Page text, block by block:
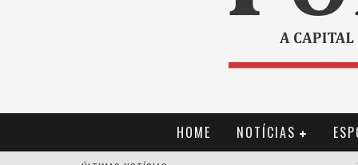
HOME NOTÍCIAS